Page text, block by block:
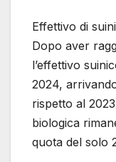
Effettivo di
Dopo aver
l’effettivo
2024,
rispetto al
biologica
quota del solo